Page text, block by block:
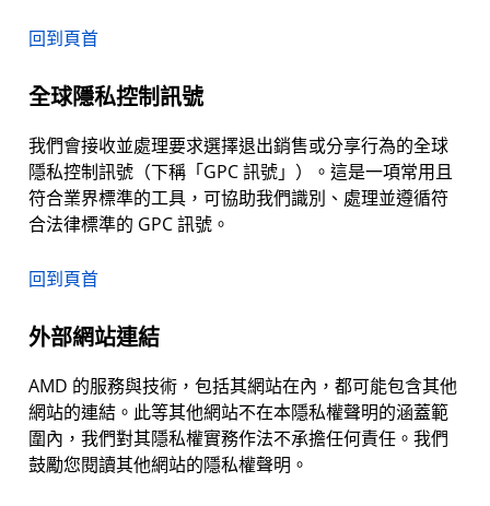
回到頁首
全球隱私控制訊號
我們會接收並處理要求選擇退出銷售或分享行為的全球
隱私控制訊號（下稱「GPC 訊號」）。這是一項常用且
符合業界標準的工具，可協助我們識別、處理並遵循符
合法律標準的 GPC 訊號。
回到頁首
外部網站連結
AMD 的服務與技術，包括其網站在內，都可能包含其他
網站的連結。此等其他網站不在本隱私權聲明的涵蓋範
圍內，我們對其隱私權實務作法不承擔任何責任。我們
鼓勵您閱讀其他網站的隱私權聲明。